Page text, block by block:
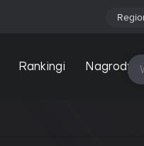
Rankingi Nagrody